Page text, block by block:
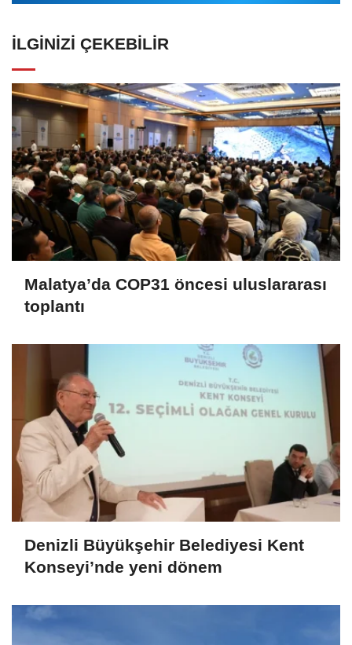
İLGINIZI ÇEKEBILIR
Malatya’da COP31 öncesi uluslararası
toplantı
Denizli Büyükşehir Belediyesi Kent
Konseyi’nde yeni dönem